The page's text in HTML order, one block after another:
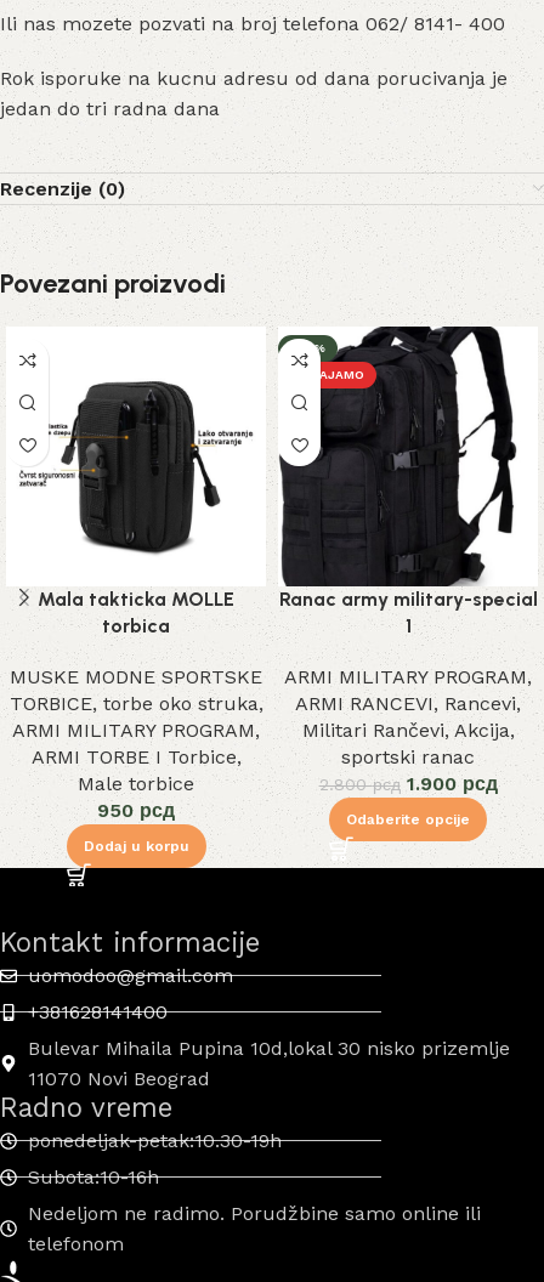
Ili nas mozete pozvati na broj telefona 062/ 8141- 400
Rok isporuke na kucnu adresu od dana porucivanja je
jedan do tri radna dana
Recenzije (0)
Povezani proizvodi
Mala takticka MOLLE
torbica
MUSKE MODNE SPORTSKE
TORBICE, torbe oko struka,
ARMI MILITARY PROGRAM,
ARMI TORBE I Torbice,
Male torbice
950 рсд
Dodaj u korpu
-32%
IZDVAJAMO
Ranac army military-special
1
ARMI MILITARY PROGRAM,
ARMI RANCEVI, Rancevi,
Militari Rančevi,Akcija,
sportski ranac
2.800рсд 1.900рсд
Odaberite opcije
Kontakt informacije
uomodoo@gmail.com
+381628141400
Bulevar Mihaila Pupina 10d,lokal 30 nisko prizemlje
11070 Novi Beograd
Radno vreme
ponedeljak-petak:10.30-19h
Subota:10-16h
Nedeljom ne radimo. Porudžbine samo online ili
telefonom